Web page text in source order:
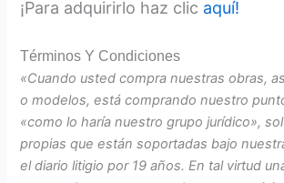
¡Para adquirirlo haz clic aquí!
Términos Y Condiciones
«Cuando usted compra nuestras obras,
o modelos, está comprando nuestro
«como lo haría nuestro grupo jurídico»,
propias que están soportadas bajo
el diario litigio por 19 años. En tal virtud